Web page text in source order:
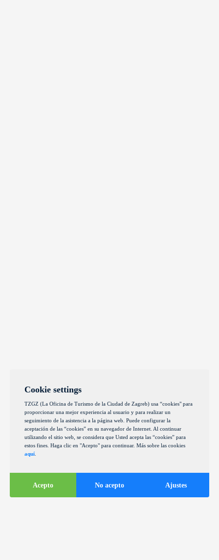
Cookie settings
TZGZ (La Oficina de Turismo de la Ciudad de Zagreb) usa “cookies" para
proporcionar una mejor experiencia al usuario y para realizar un
seguimiento de la asistencia a la página web. Puede configurar la
aceptación de las “cookies” en su navegador de Internet. Al continuar
utilizando el sitio web, se considera que Usted acepta las “cookies” para
estos fines. Haga clic en "Acepto" para continuar. Más sobre las cookies
aquí
Acepto No acepto Ajustes